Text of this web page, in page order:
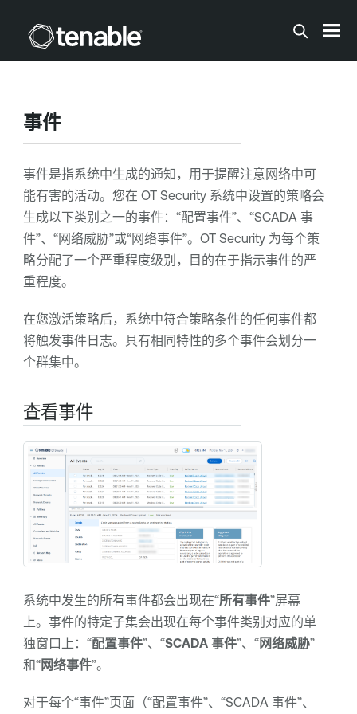
事件
事件是指系统中生成的通知，用于提醒注意网络中可
能有害的活动。您在 OT Security系统中设置的策略会
生成以下类别之一的事件：“配置事件”、“SCADA 事
件”、“网络威胁”或“网络事件”。 OT Security为每个策
略分配了一个严重程度级别，目的在于指示事件的严
重程度。
在您激活策略后，系统中符合策略条件的任何事件都
将触发事件日志。具有相同特性的多个事件会划分一
个群集中。
查看事件
系统中发生的所有事件都会出现在“所有事件”屏幕
上。事件的特定子集会出现在每个事件类别对应的单
独窗口上：“配置事件”、“SCADA 事件”、“网络威胁”
和“网络事件”。
对于每个“事件”页面（“配置事件”、“SCADA 事件”、